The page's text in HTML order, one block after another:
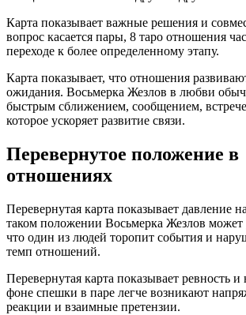
Карта показывает важные решения и
вопрос касается пары, 8 таро отношения
переходе к более определенному этапу.
Карта показывает, что отношения
ожидания. Восьмерка Жезлов в любви
быстрым сближением, сообщением,
которое ускоряет развитие связи.
Перевернутое положение в
отношениях
Перевернутая карта показывает давление
таком положении Восьмерка Жезлов может
что один из людей торопит события и
темп отношений.
Перевернутая карта показывает ревность
фоне спешки в паре легче возникают
реакции и взаимные претензии.